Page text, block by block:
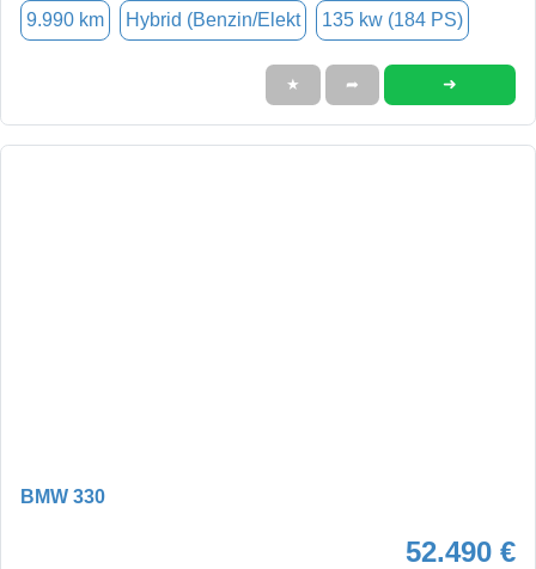
9.990 km Hybrid (Benzin/Elekt 135 kw (184 PS)
★ ➦ ➜
BMW 330
52.490 €